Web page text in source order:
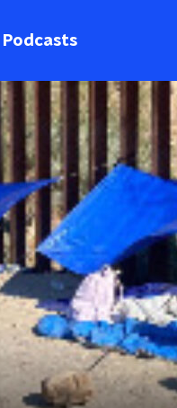
Podcasts